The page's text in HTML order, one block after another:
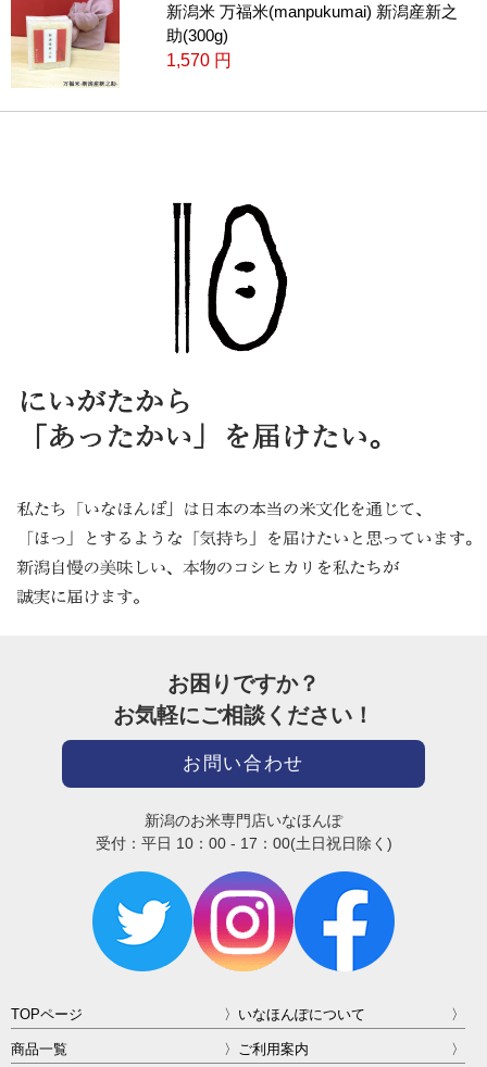
新潟米 万福米(manpukumai) 新潟産新之
助(300g)
1,570 円
お困りですか？
お気軽にご相談ください！
お問い合わせ
新潟のお米専門店いなほんぽ
受付：平日 10：00 - 17：00(土日祝日除く)
TOPページ いなほんぽについて
商品一覧 ご利用案内